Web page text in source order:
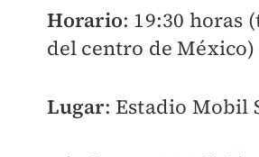
Horario: 19:30 horas
del centro de México)
Lugar: Estadio Mobil